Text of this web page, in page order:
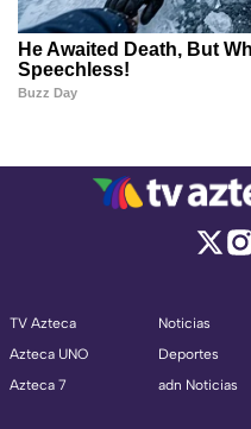
TV Azteca
Azteca UNO
Azteca 7
Noticias
Deportes
adn Noticias